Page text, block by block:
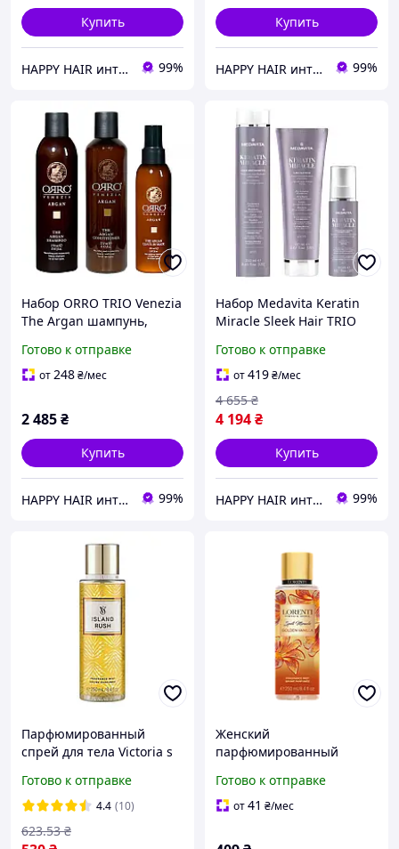
Купить
HAPPY HAIR интернет-магазин профессиональной косметики для волос 99%
Купить
HAPPY HAIR интернет-магазин профессиональной косметики для волос 99%
Набор ORRO TRIO Venezia
The Argan шампунь,
маска с маслом арганы,
250/250/150 мл
Готово к отправке
от248₴/мес
2 485₴
Купить
HAPPY HAIR интернет-магазин профессиональной косметики для волос 99%
Набор Medavita Keratin
Miracle Sleek Hair TRIO
для пушистых и
непослушных волос
250/150/150 мл
Готово к отправке
от419₴/мес
4 194₴
4 655 ₴
Купить
HAPPY HAIR интернет-магазин профессиональной косметики для волос 99%
Парфюмированный
спрей для тела Victoria s
женский, 250 мл
Готово к отправке
4.4 (10)
623.53 ₴
Женский
парфюмированный
Lorenti "Golden Vanilla"
250 мл
Готово к отправке
от41 ₴/мес